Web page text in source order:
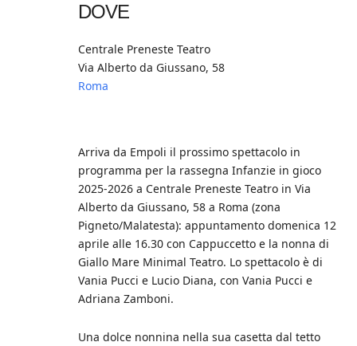
DOVE
Centrale Preneste Teatro
Via Alberto da Giussano, 58
Roma
Arriva da Empoli il prossimo spettacolo in
programma per la rassegna Infanzie in gioco
2025-2026 a Centrale Preneste Teatro in Via
Alberto da Giussano, 58 a Roma (zona
Pigneto/Malatesta): appuntamento domenica 12
aprile alle 16.30 con Cappuccetto e la nonna di
Giallo Mare Minimal Teatro. Lo spettacolo è di
Vania Pucci e Lucio Diana, con Vania Pucci e
Adriana Zamboni.
Una dolce nonnina nella sua casetta dal tetto